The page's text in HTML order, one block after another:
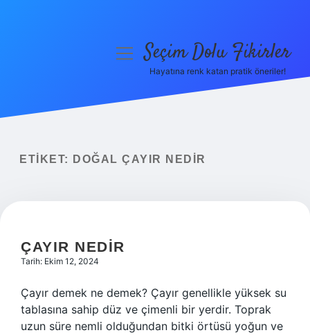
Yasal Uyarı
menüyüSeçim Dolu Fikirler
Hayatına renk katan pratik öneriler!
ETIKET: DOĞAL ÇAYIR NEDIR
ÇAYIR NEDIR
Tarih: Ekim 12, 2024
Çayır demek ne demek? Çayır genellikle yüksek su
tablasına sahip düz ve çimenli bir yerdir. Toprak
uzun süre nemli olduğundan bitki örtüsü yoğun ve